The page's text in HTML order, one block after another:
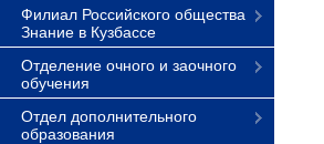
Филиал Российского общества
Знание в Кузбассе
Отделение очного и заочного
обучения
Отдел дополнительного
образования